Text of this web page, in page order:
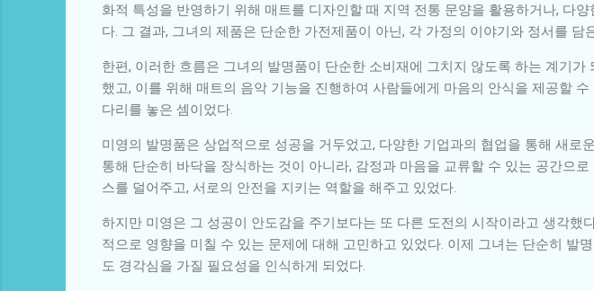
화적 특성을 반영하기 위해 매트를 디자인할 때 지역 전통 문양을 활용하거나, 다
다. 그 결과, 그녀의 제품은 단순한 가전제품이 아닌, 각 가정의 이야기와 정서를 담
한편, 이러한 흐름은 그녀의 발명품이 단순한 소비재에 그치지 않도록 하는 계기
했고, 이를 위해 매트의 음악 기능을 진행하여 사람들에게 마음의 안식을 제공할
다리를 놓은 셈이었다.
미영의 발명품은 상업적으로 성공을 거두었고, 다양한 기업과의 협업을 통해 새로
통해 단순히 바닥을 장식하는 것이 아니라, 감정과 마음을 교류할 수 있는 공간으
스를 덜어주고, 서로의 안전을 지키는 역할을 해주고 있었다.
하지만 미영은 그 성공이 안도감을 주기보다는 또 다른 도전의 시작이라고 생각했
적으로 영향을 미칠 수 있는 문제에 대해 고민하고 있었다. 이제 그녀는 단순히 발
도 경각심을 가질 필요성을 인식하게 되었다.